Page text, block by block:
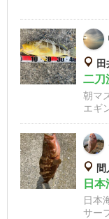
田
二刀
朝マ
エギ
間
日
日本
サー